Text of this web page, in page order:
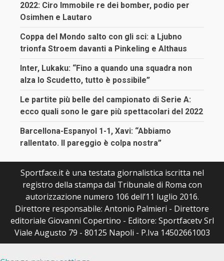
2022: Ciro Immobile re dei bomber, podio per
Osimhen e Lautaro
Coppa del Mondo salto con gli sci: a Ljubno
trionfa Stroem davanti a Pinkeling e Althaus
Inter, Lukaku: “Fino a quando una squadra non
alza lo Scudetto, tutto è possibile”
Le partite più belle del campionato di Serie A:
ecco quali sono le gare più spettacolari del 2022
Barcellona-Espanyol 1-1, Xavi: “Abbiamo
rallentato. Il pareggio è colpa nostra”
Sportface.it è una testata giornalistica iscritta nel
registro della stampa dal Tribunale di Roma con
autorizzazione numero 106 dell’11 luglio 2016.
Direttore responsabile: Antonio Palmieri - Direttore
editoriale Giovanni Copertino - Editore: Sportfacetv Srl
Viale Augusto 79 - 80125 Napoli - P.Iva 14502661003